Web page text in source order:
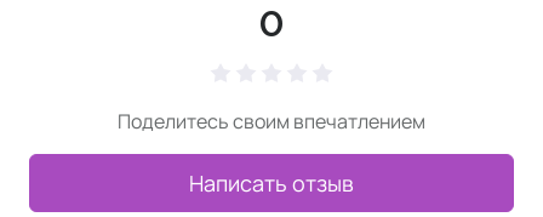
0
Поделитесь своим впечатлением
Написать отзыв